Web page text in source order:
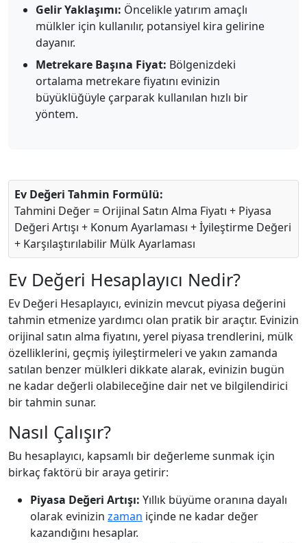
Gelir Yaklaşımı: Öncelikle yatırım amaçlı
mülkler için kullanılır, potansiyel kira gelirine
dayanır.
Metrekare Başına Fiyat: Bölgenizdeki
ortalama metrekare fiyatını evinizin
büyüklüğüyle çarparak kullanılan hızlı bir
yöntem.
Ev Değeri Tahmin Formülü:
Tahmini Değer = Orijinal Satın Alma Fiyatı + Piyasa
Değeri Artışı + Konum Ayarlaması + İyileştirme Değeri
+ Karşılaştırılabilir Mülk Ayarlaması
Ev Değeri Hesaplayıcı Nedir?
Ev Değeri Hesaplayıcı, evinizin mevcut piyasa değerini
tahmin etmenize yardımcı olan pratik bir araçtır. Evinizin
orijinal satın alma fiyatını, yerel piyasa trendlerini, mülk
özelliklerini, geçmiş iyileştirmeleri ve yakın zamanda
satılan benzer mülkleri dikkate alarak, evinizin bugün
ne kadar değerli olabileceğine dair net ve bilgilendirici
bir tahmin sunar.
Nasıl Çalışır?
Bu hesaplayıcı, kapsamlı bir değerleme sunmak için
birkaç faktörü bir araya getirir:
Piyasa Değeri Artışı: Yıllık büyüme oranına dayalı
olarak evinizin zaman içinde ne kadar değer
kazandığını hesaplar.